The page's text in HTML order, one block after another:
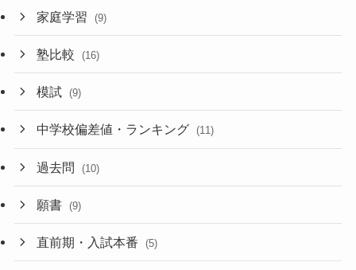
家庭学習 (9)
塾比較 (16)
模試 (9)
中学校偏差値・ランキング (11)
過去問 (10)
願書 (9)
直前期・入試本番 (5)